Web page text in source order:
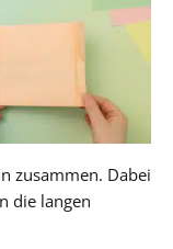
zusammen. Dabei
die langen